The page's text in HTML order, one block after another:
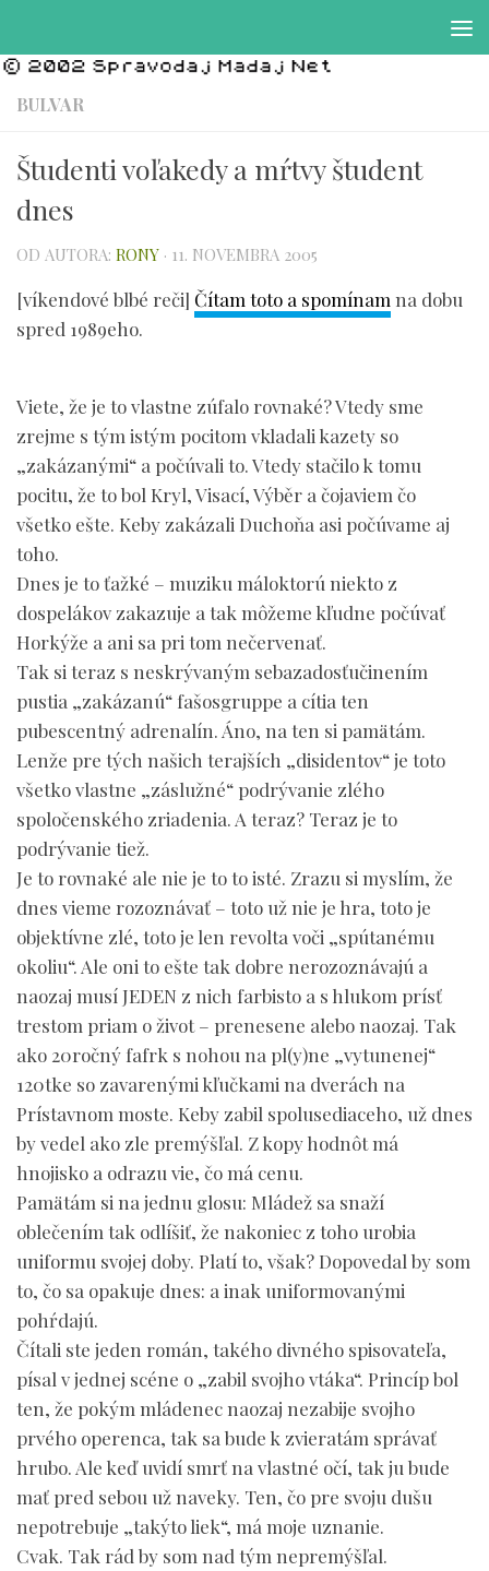
BULVAR
Študenti voľakedy a mŕtvy študent
dnes
OD AUTORA: RONY · 11. NOVEMBRA 2005
[víkendové blbé reči] Čítam toto a spomínam na dobu
spred 1989eho.
Viete, že je to vlastne zúfalo rovnaké? Vtedy sme
zrejme s tým istým pocitom vkladali kazety so
„zakázanými“ a počúvali to. Vtedy stačilo k tomu
pocitu, že to bol Kryl, Visací, Výběr a čojaviem čo
všetko ešte. Keby zakázali Duchoňa asi počúvame aj
toho.
Dnes je to ťažké – muziku máloktorú niekto z
dospelákov zakazuje a tak môžeme kľudne počúvať
Horkýže a ani sa pri tom nečervenať.
Tak si teraz s neskrývaným sebazadosťučinením
pustia „zakázanú“ fašosgruppe a cítia ten
pubescentný adrenalín. Áno, na ten si pamätám.
Lenže pre tých našich terajších „disidentov“ je toto
všetko vlastne „záslužné“ podrývanie zlého
spoločenského zriadenia. A teraz? Teraz je to
podrývanie tiež.
Je to rovnaké ale nie je to to isté. Zrazu si myslím, že
dnes vieme rozoznávať – toto už nie je hra, toto je
objektívne zlé, toto je len revolta voči „spútanému
okoliu“. Ale oni to ešte tak dobre nerozoznávajú a
naozaj musí JEDEN z nich farbisto a s hlukom prísť
trestom priam o život – prenesene alebo naozaj. Tak
ako 20ročný fafrk s nohou na pl(y)ne „vytunenej“
120tke so zavarenými kľučkami na dverách na
Prístavnom moste. Keby zabil spolusediaceho, už dnes
by vedel ako zle premýšľal. Z kopy hodnôt má
hnojisko a odrazu vie, čo má cenu.
Pamätám si na jednu glosu: Mládež sa snaží
oblečením tak odlíšiť, že nakoniec z toho urobia
uniformu svojej doby. Platí to, však? Dopovedal by som
to, čo sa opakuje dnes: a inak uniformovanými
pohŕdajú.
Čítali ste jeden román, takého divného spisovateľa,
písal v jednej scéne o „zabil svojho vtáka“. Princíp bol
ten, že pokým mládenec naozaj nezabije svojho
prvého operenca, tak sa bude k zvieratám správať
hrubo. Ale keď uvidí smrť na vlastné očí, tak ju bude
mať pred sebou už naveky. Ten, čo pre svoju dušu
nepotrebuje „takýto liek“, má moje uznanie.
Cvak. Tak rád by som nad tým nepremýšľal.